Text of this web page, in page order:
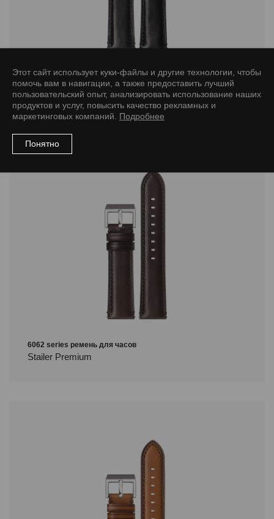
6061 series ремень для часов
Stailer Premium
6062 series ремень для часов
Stailer Premium
Этот сайт использует куки-файлы и другие технологии, чтобы
помочь вам в навигации, а также предоставить лучший
пользовательский опыт, анализировать использование наших
продуктов и услуг, повысить качество рекламных и
маркетинговых компаний. Подробнее
Понятно